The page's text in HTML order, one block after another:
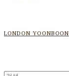
LONDON YOONBOON